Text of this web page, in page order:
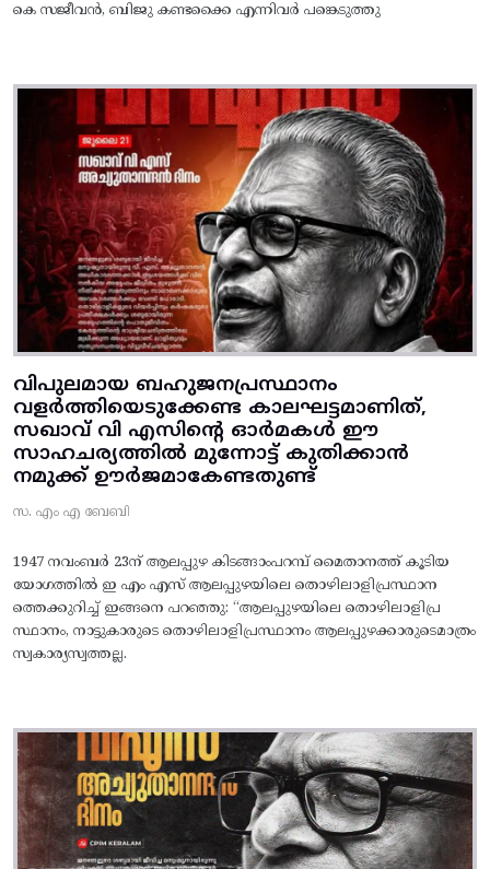
കെ സജീവൻ, ബിജു കണ്ടക്കൈ എന്നിവർ പങ്കെടുത്തു
വിപുലമായ ബഹുജനപ്രസ്ഥാനം
വളർത്തിയെടുക്കേണ്ട കാലഘട്ടമാണിത്,
സഖാവ് വി എസിന്റെ ഓർമകൾ ഈ
സാഹചര്യത്തിൽ മുന്നോട്ട്‌ കുതിക്കാൻ
നമുക്ക് ഊർജമാകേണ്ടതുണ്ട്
സ. എം എ ബേബി
1947 നവംബർ 23ന് ആലപ്പുഴ കിടങ്ങാംപറമ്പ്‌ മൈതാനത്ത്‌ കൂടിയ
യോഗത്തിൽ ഇ എം എസ് ആലപ്പുഴയിലെ തൊഴിലാളിപ്രസ്ഥാന
ത്തെക്കുറിച്ച് ഇങ്ങനെ പറഞ്ഞു: “ആലപ്പുഴയിലെ തൊഴിലാളിപ്ര
സ്ഥാനം, നാട്ടുകാരുടെ തൊഴിലാളിപ്രസ്ഥാനം ആലപ്പുഴക്കാരുടെമാത്രം
സ്വകാര്യസ്വത്തല്ല.